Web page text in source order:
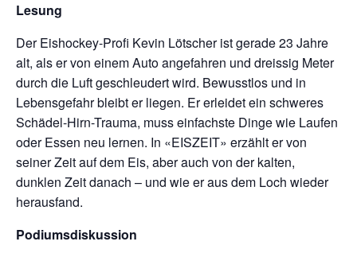
Lesung
Der Eishockey-Profi Kevin Lötscher ist gerade 23 Jahre
alt, als er von einem Auto angefahren und dreissig Meter
durch die Luft geschleudert wird. Bewusstlos und in
Lebensgefahr bleibt er liegen. Er erleidet ein schweres
Schädel-Hirn-Trauma, muss einfachste Dinge wie Laufen
oder Essen neu lernen. In «EISZEIT» erzählt er von
seiner Zeit auf dem Eis, aber auch von der kalten,
dunklen Zeit danach – und wie er aus dem Loch wieder
herausfand.
Podiumsdiskussion